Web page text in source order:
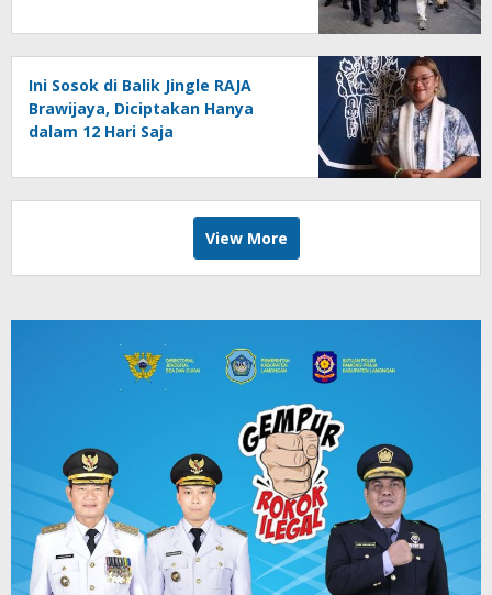
Ini Sosok di Balik Jingle RAJA
Brawijaya, Diciptakan Hanya
dalam 12 Hari Saja
View More